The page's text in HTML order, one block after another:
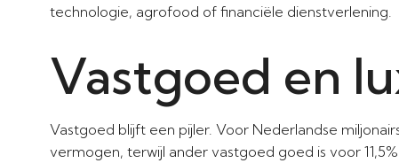
technologie, agrofood of financiële dienstverlening.
Vastgoed en
Vastgoed blijft een pijler. Voor Nederlandse
vermogen, terwijl ander vastgoed goed is voor